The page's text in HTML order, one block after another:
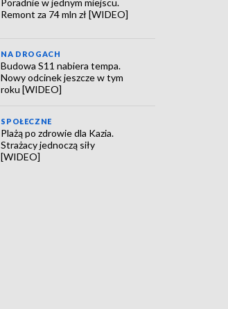
Remont za 74 mln zł [WIDEO]
NA DROGACH
Budowa S11 nabiera tempa.
Nowy odcinek jeszcze w tym
roku [WIDEO]
SPOŁECZNE
Plażą po zdrowie dla Kazia.
Strażacy jednoczą siły
[WIDEO]